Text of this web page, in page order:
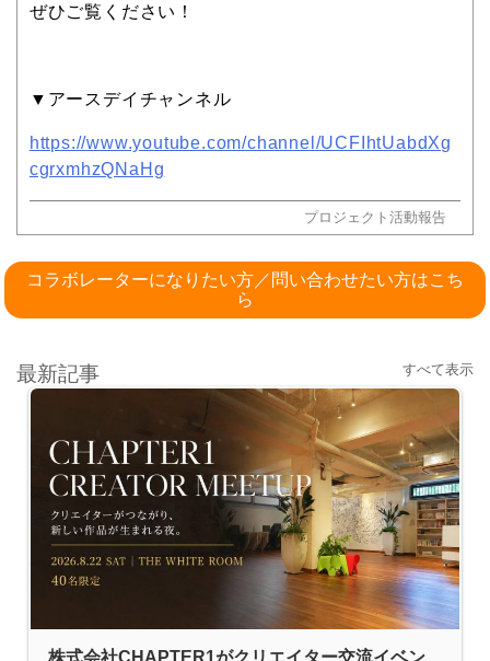
ぜひご覧ください！
▼アースデイチャンネル
https://www.youtube.com/channel/UCFIhtUabdXg
cgrxmhzQNaHg
プロジェクト活動報告
コラボレーターになりたい方／問い合わせたい方はこち
ら
最新記事 すべて表示
株式会社CHAPTER1がクリエイター交流イベン